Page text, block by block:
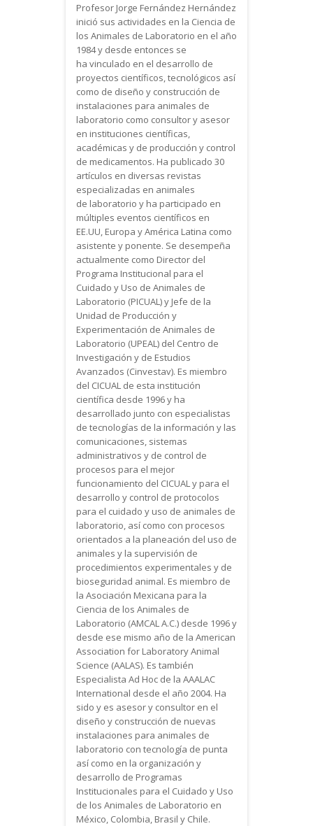
Profesor Jorge Fernández Hernández
inició sus actividades en la Ciencia de
los Animales de Laboratorio en el año
1984 y desde entonces se
ha vinculado en el desarrollo de
proyectos científicos, tecnológicos así
como de diseño y construcción de
instalaciones para animales de
laboratorio como consultor y asesor
en instituciones científicas,
académicas y de producción y control
de medicamentos. Ha publicado 30
artículos en diversas revistas
especializadas en animales
de laboratorio y ha participado en
múltiples eventos científicos en
EE.UU, Europa y América Latina como
asistente y ponente. Se desempeña
actualmente como Director del
Programa Institucional para el
Cuidado y Uso de Animales de
Laboratorio (PICUAL) y Jefe de la
Unidad de Producción y
Experimentación de Animales de
Laboratorio (UPEAL) del Centro de
Investigación y de Estudios
Avanzados (Cinvestav). Es miembro
del CICUAL de esta institución
científica desde 1996 y ha
desarrollado junto con especialistas
de tecnologías de la información y las
comunicaciones, sistemas
administrativos y de control de
procesos para el mejor
funcionamiento del CICUAL y para el
desarrollo y control de protocolos
para el cuidado y uso de animales de
laboratorio, así como con procesos
orientados a la planeación del uso de
animales y la supervisión de
procedimientos experimentales y de
bioseguridad animal. Es miembro de
la Asociación Mexicana para la
Ciencia de los Animales de
Laboratorio (AMCAL A.C.) desde 1996 y
desde ese mismo año de la American
Association for Laboratory Animal
Science (AALAS). Es también
Especialista Ad Hoc de la AAALAC
International desde el año 2004. Ha
sido y es asesor y consultor en el
diseño y construcción de nuevas
instalaciones para animales de
laboratorio con tecnología de punta
así como en la organización y
desarrollo de Programas
Institucionales para el Cuidado y Uso
de los Animales de Laboratorio en
México, Colombia, Brasil y Chile.